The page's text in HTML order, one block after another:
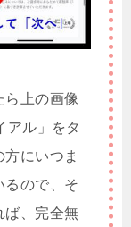
ら上の画像
アル」をタ
にいつま
るので、そ
ば、完全無